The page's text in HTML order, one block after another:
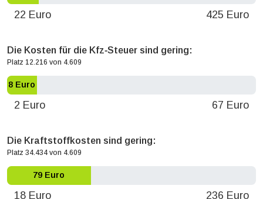
22 Euro 425 Euro
Die Kosten für die Kfz‐Steuer sind gering:
Platz 12.216 von 4.609
8 Euro
2 Euro 67 Euro
Die Kraftstoffkosten sind gering:
Platz 34.434 von 4.609
79 Euro
18 Euro 236 Euro